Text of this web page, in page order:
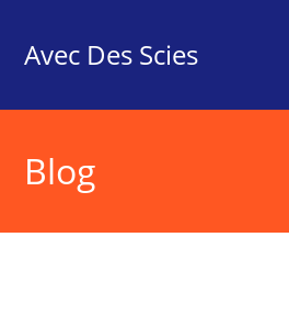
contentAvec Des Scies
Blog